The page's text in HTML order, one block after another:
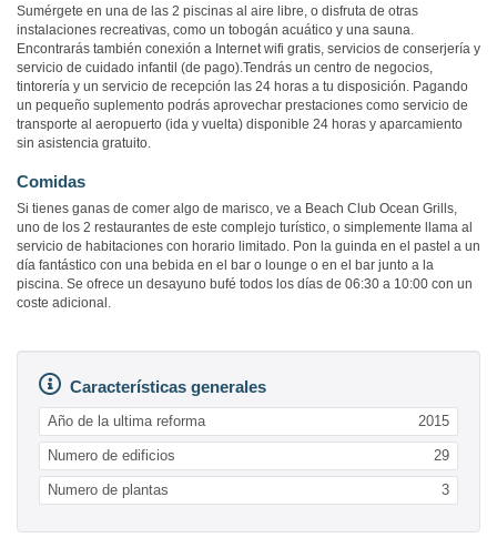
Sumérgete en una de las 2 piscinas al aire libre, o disfruta de otras
instalaciones recreativas, como un tobogán acuático y una sauna.
Encontrarás también conexión a Internet wifi gratis, servicios de conserjería y
servicio de cuidado infantil (de pago).Tendrás un centro de negocios,
tintorería y un servicio de recepción las 24 horas a tu disposición. Pagando
un pequeño suplemento podrás aprovechar prestaciones como servicio de
transporte al aeropuerto (ida y vuelta) disponible 24 horas y aparcamiento
sin asistencia gratuito.
Comidas
Si tienes ganas de comer algo de marisco, ve a Beach Club Ocean Grills,
uno de los 2 restaurantes de este complejo turístico, o simplemente llama al
servicio de habitaciones con horario limitado. Pon la guinda en el pastel a un
día fantástico con una bebida en el bar o lounge o en el bar junto a la
piscina. Se ofrece un desayuno bufé todos los días de 06:30 a 10:00 con un
coste adicional.
Características generales
Año de la ultima reforma 2015
Numero de edificios 29
Numero de plantas 3